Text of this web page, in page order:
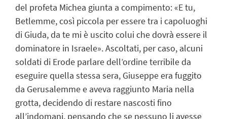
del profeta Michea giunta a compimento: «E tu,
Betlemme, così piccola per essere tra i capoluoghi
di Giuda, da te mi è uscito colui che dovrà essere il
dominatore in Israele». Ascoltati, per caso, alcuni
soldati di Erode parlare dell’ordine terribile da
eseguire quella stessa sera, Giuseppe era fuggito
da Gerusalemme e aveva raggiunto Maria nella
grotta, decidendo di restare nascosti fino
all’indomani, pensando che se nessuno li avesse